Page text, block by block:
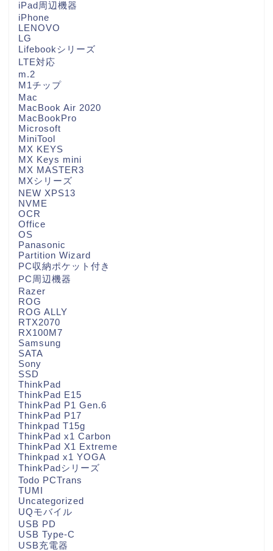
iPad周辺機器
iPhone
LENOVO
LG
Lifebookシリーズ
LTE対応
m.2
M1チップ
Mac
MacBook Air 2020
MacBookPro
Microsoft
MiniTool
MX KEYS
MX Keys mini
MX MASTER3
MXシリーズ
NEW XPS13
NVME
OCR
Office
OS
Panasonic
Partition Wizard
PC収納ポケット付き
PC周辺機器
Razer
ROG
ROG ALLY
RTX2070
RX100M7
Samsung
SATA
Sony
SSD
ThinkPad
ThinkPad E15
ThinkPad P1 Gen.6
ThinkPad P17
Thinkpad T15g
ThinkPad x1 Carbon
ThinkPad X1 Extreme
Thinkpad x1 YOGA
ThinkPadシリーズ
Todo PCTrans
TUMI
Uncategorized
UQモバイル
USB PD
USB Type-C
USB充電器